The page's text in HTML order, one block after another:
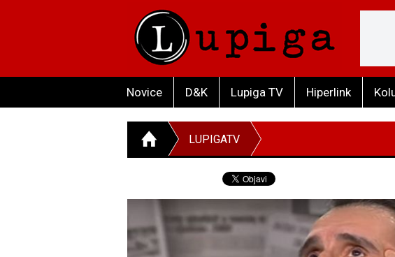
Novice D&K Lupiga TV Hiperlink
LUPIGATV